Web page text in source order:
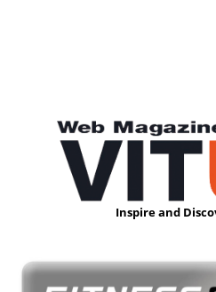
Inspire and